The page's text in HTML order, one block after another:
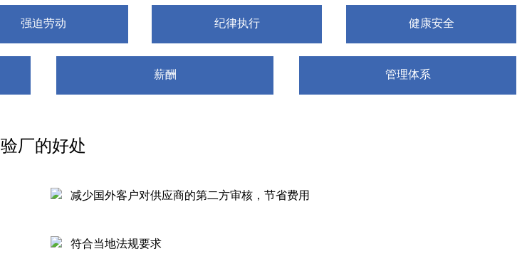
强迫劳动 纪律执行 健康安全
薪酬 管理体系
验厂的好处
减少国外客户对供应商的第二方审核，节省费用
符合当地法规要求